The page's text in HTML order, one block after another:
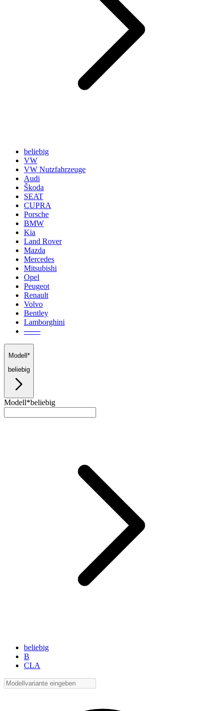
beliebig
VW
VW Nutzfahrzeuge
Audi
Škoda
SEAT
CUPRA
Porsche
BMW
Kia
Land Rover
Mazda
Mercedes
Mitsubishi
Opel
Peugeot
Renault
Volvo
Bentley
Lamborghini
───
Modell*
beliebig
Modell*beliebig
beliebig
B
CLA